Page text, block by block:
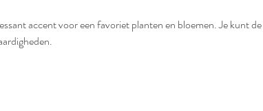
accent voor een favoriet planten en bloemen. Je kunt de